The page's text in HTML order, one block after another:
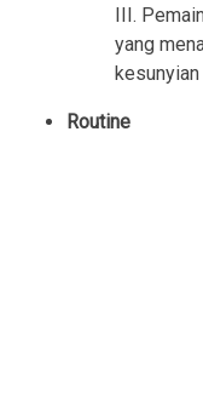
III.
yang
kesunyian
Routine